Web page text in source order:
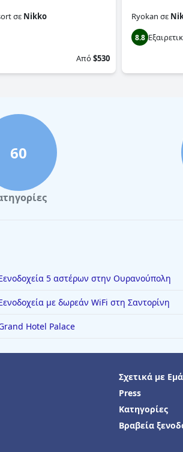
σε Nikko
Από$530
Ryokan σε
8.8
60
5 αστέρων στην Ουρανούπολη
με δωρεάν WiFi στη Σαντορίνη
Hotel Palace
Σχετικά με
Press
Κατηγορίες
Βραβεία